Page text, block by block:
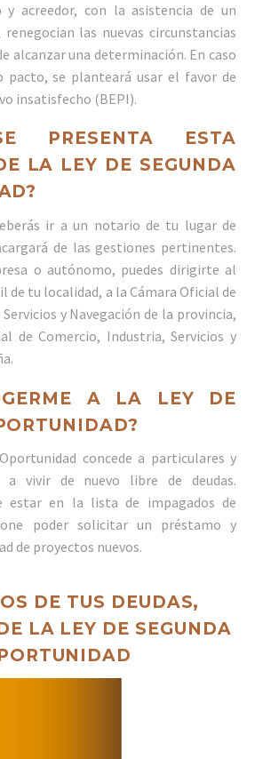
y acreedor, con la asistencia de un
las nuevas circunstancias
alcanzar una determinación. En caso
pacto, se planteará usar el favor de
insatisfecho (BEPI).
PRESENTA ESTA
LA LEY DE SEGUNDA
ir a un notario de tu lugar de
de las gestiones pertinentes.
o autónomo, puedes dirigirte al
tu localidad, a la Cámara Oficial de
y Navegación de la provincia,
de Comercio, Industria, Servicios y
A LA LEY DE
concede a particulares y
a vivir de nuevo libre de deudas.
estar en la lista de impagados de
poder solicitar un préstamo y
de proyectos nuevos.
DE TUS DEUDAS,
LA LEY DE SEGUNDA